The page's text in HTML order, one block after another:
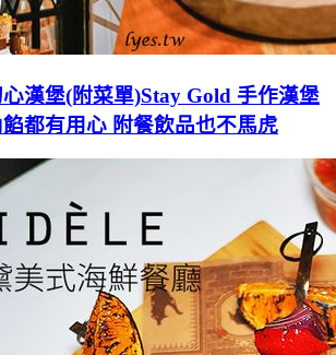
心漢堡(附菜單)Stay Gold 手作漢堡
都有用心 附餐飲品也不馬虎